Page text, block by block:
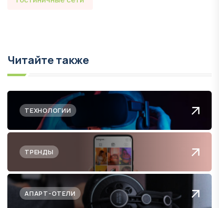
Читайте также
ТЕХНОЛОГИИ
ТРЕНДЫ
АПАРТ-ОТЕЛИ